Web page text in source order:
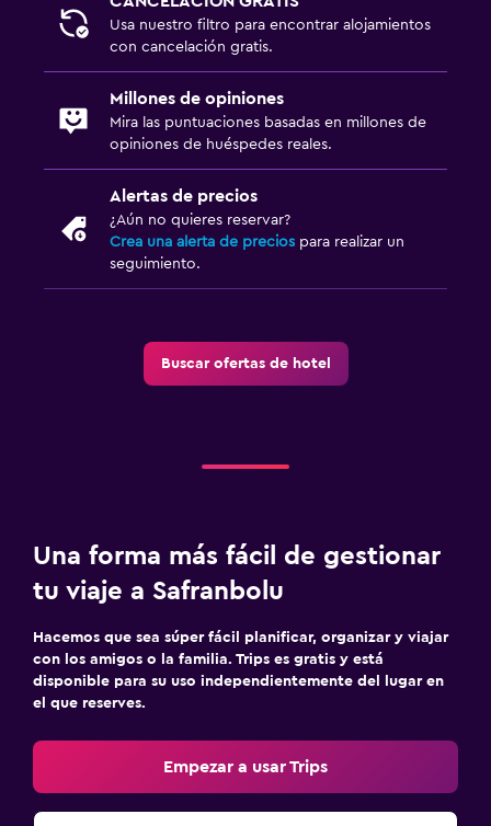
Usa nuestro filtro para encontrar alojamientos
con cancelación gratis.
Millones de opiniones
Mira las puntuaciones basadas en millones de
opiniones de huéspedes reales.
Alertas de precios
¿Aún no quieres reservar?
Crea una alerta de precios para realizar un
seguimiento.
Buscar ofertas de hotel
Una forma más fácil de gestionar
tu viaje a Safranbolu
Hacemos que sea súper fácil planificar, organizar y viajar
con los amigos o la familia. Trips es gratis y está
disponible para su uso independientemente del lugar en
el que reserves.
Empezar a usar Trips